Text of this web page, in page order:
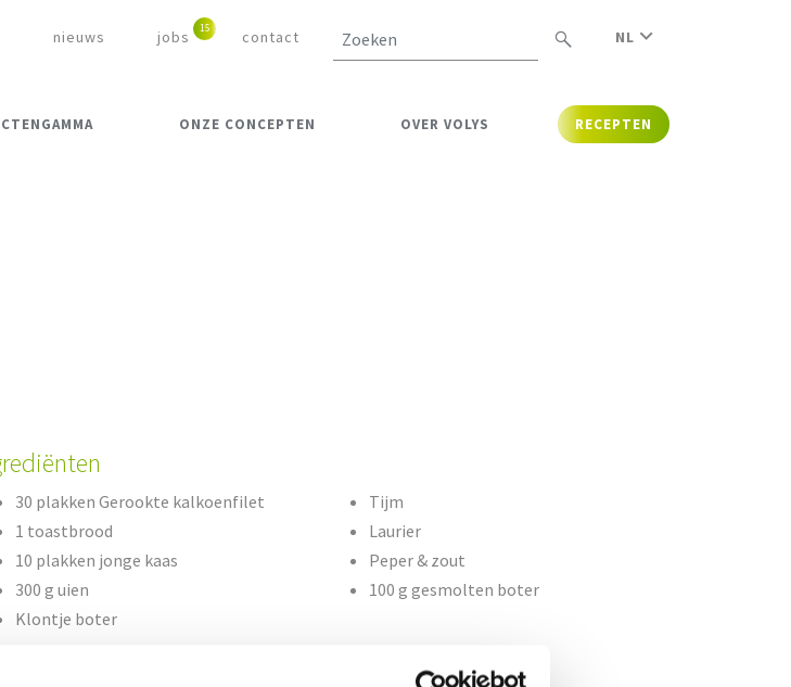
nieuws jobs contact NL
ONZE CONCEPTEN OVER VOLYS RECEPTEN
30 plakken Gerookte kalkoenfilet
1 toastbrood
10 plakken jonge kaas
300 g uien
Klontje boter
Tijm
Laurier
Peper & zout
100 g gesmolten boter